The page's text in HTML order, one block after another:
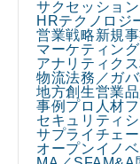
サクセッショ
HRテクノロジ
営業戦略新規
マーケティン
アナリティクス
物流法務／ガ
地方創生営業
事例 プロ人材
セキュリティ
サプライチェ
オープンイノ